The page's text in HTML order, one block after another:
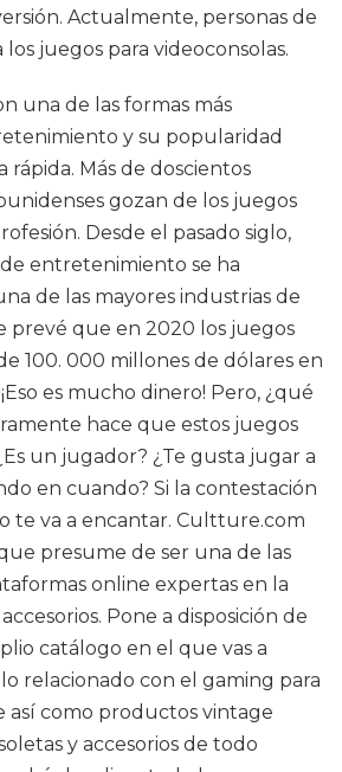
Actualmente, personas de
juegos para videoconsolas.
una de las formas más
y su popularidad
Más de doscientos
gozan de los juegos
Desde el pasado siglo,
entretenimiento se ha
de las mayores industrias de
prevé que en 2020 los juegos
100. 000 millones de dólares en
es mucho dinero! Pero, ¿qué
hace que estos juegos
un jugador? ¿Te gusta jugar a
en cuando? Si la contestación
te va a encantar. Cultture.com
presume de ser una de las
online expertas en la
Pone a disposición de
catálogo en el que vas a
relacionado con el gaming para
así como productos vintage
y accesorios de todo